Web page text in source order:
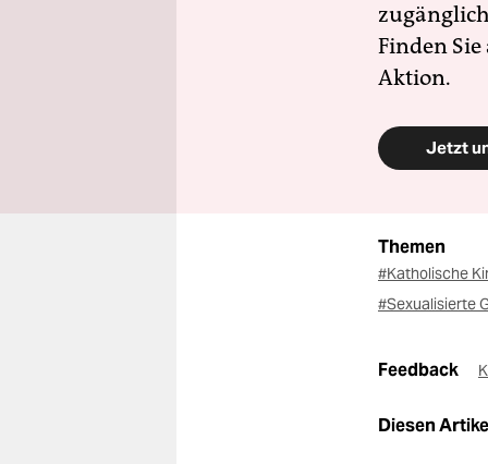
Finden
Aktion.
Jetzt
Themen
#Katholische
#Sexualisierte
Feedback
Diesen